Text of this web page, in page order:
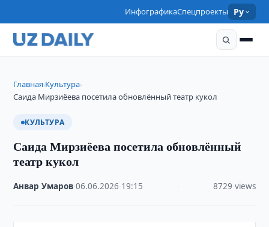
ИнфографикаСпецпроекты Ру
Главная›Культура›
Саида Мирзиёева посетила обновлённый театр кукол
КУЛЬТУРА
Саида Мирзиёева посетила обновлённый
театр кукол
Анвар Умаров ·06.06.2026 19:15 8729 views